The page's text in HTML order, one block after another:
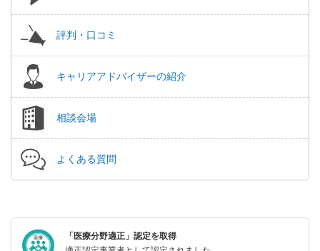
評判・口コミ
キャリアアドバイザーの紹介
相談会場
よくある質問
「医療分野適正」認定を取得